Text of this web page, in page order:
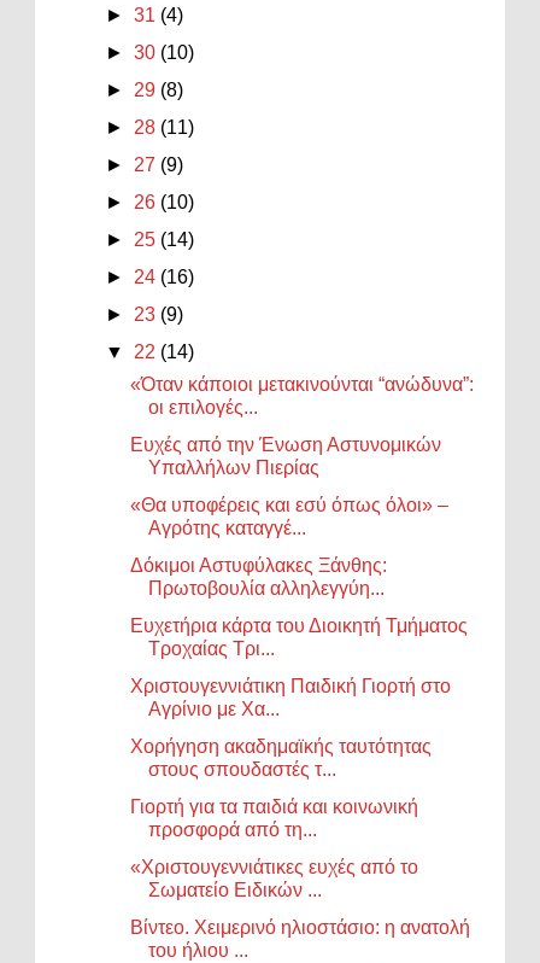
►31 (4)
►30 (10)
► 29 (8)
► 28 (11)
► 27 (9)
► 26 (10)
► 25 (14)
► 24 (16)
► 23 (9)
▼ 22 (14)
«Όταν κάποιοι μετακινούνται “ανώδυνα”:
οι επιλογές...
Ευχές από την Ένωση Αστυνομικών
Υπαλλήλων Πιερίας
«Θα υποφέρεις και εσύ όπως όλοι» –
Αγρότης καταγγέ...
Δόκιμοι Αστυφύλακες Ξάνθης:
Πρωτοβουλία αλληλεγγύη...
Ευχετήρια κάρτα του Διοικητή Τμήματος
Τροχαίας Τρι...
Χριστουγεννιάτικη Παιδική Γιορτή στο
Αγρίνιο με Χα...
Χορήγηση ακαδημαϊκής ταυτότητας
στους σπουδαστές τ...
Γιορτή για τα παιδιά και κοινωνική
προσφορά από τη...
«Χριστουγεννιάτικες ευχές από το
Σωματείο Ειδικών ...
Βίντεο. Χειμερινό ηλιοστάσιο: η ανατολή
του ήλιου ...